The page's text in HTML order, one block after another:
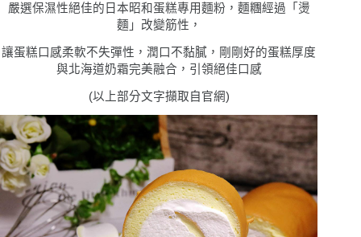
嚴選保濕性絕佳的日本昭和蛋糕專用麵粉，麵糰經過「燙
麵」改變筋性，
讓蛋糕口感柔軟不失彈性，潤口不黏膩，剛剛好的蛋糕厚度
與北海道奶霜完美融合，引領絕佳口感
(以上部分文字擷取自官網)